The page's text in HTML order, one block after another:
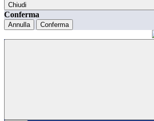
Chiudi
Conferma
Annulla Conferma